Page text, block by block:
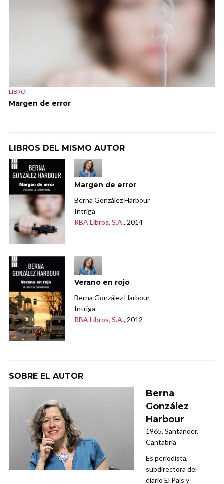
LIBRO
Margen de error
LIBROS DEL MISMO AUTOR
Margen de error
Berna González Harbour
Intriga
RBA Libros, S.A., 2014
Verano en rojo
Berna González Harbour
Intriga
RBA Libros, S.A., 2012
SOBRE EL AUTOR
Berna
González
Harbour
1965, Santander,
Cantabria
Es periodista,
subdirectora del
diario El País y